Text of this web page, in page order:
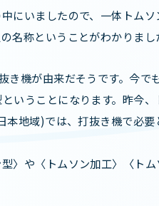
にいましたので、一体トム
名称ということがわかりまし
機が由来だそうです。今で
いうことになります。昨今
地域)では、打抜き機で必
〉や〈トムソン加工〉〈ト